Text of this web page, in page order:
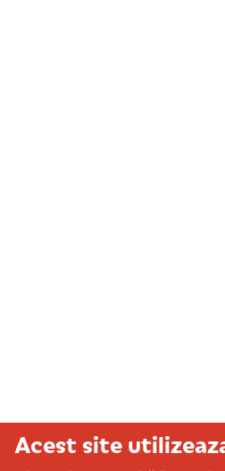
Acest site